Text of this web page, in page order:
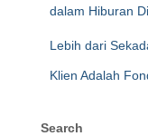
dalam Hiburan
Lebih dari
Klien Adalah
Search